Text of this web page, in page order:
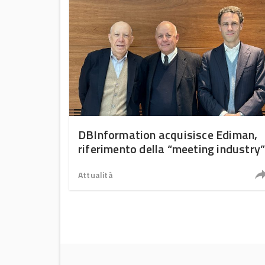
DBInformation acquisisce Ediman,
riferimento della “meeting industry”
Attualità